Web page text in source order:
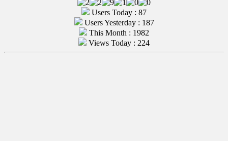
Users Today : 87
Users Yesterday : 187
This Month : 1982
Views Today : 224